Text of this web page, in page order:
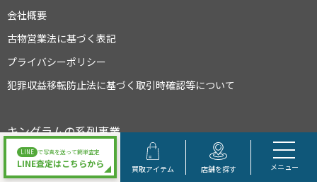
LINE で写真を送って簡単査定
LINE査定はこちらから 買取アイテム 店舗を探す メニュー
会社概要
古物営業法に基づく表記
プライバシーポリシー
犯罪収益移転防止法に基づく取引時確認等について
キングラムの系列事業